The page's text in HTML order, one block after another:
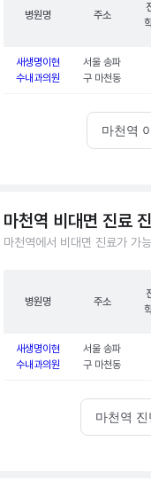
병원명 주소
새생명이현
수내과의원
서울 송파
구 마천동
마천역
마천역 비대면 진료
마천역에서 비대면 진료가 가
병원명 주소
새생명이현
수내과의원
서울 송파
구 마천동
마천역